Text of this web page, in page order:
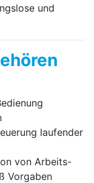
und
laufender
von Arbeits-
Vorgaben